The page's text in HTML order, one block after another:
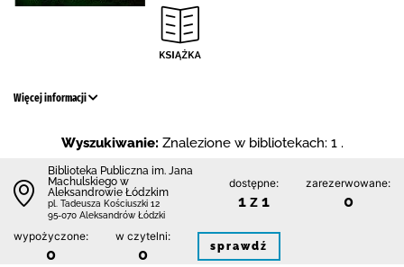
Więcej informacji
Wyszukiwanie: Znalezione w bibliotekach: 1 .
Biblioteka Publiczna im. Jana
Machulskiego w
Aleksandrowie Łódzkim
pl. Tadeusza Kościuszki 12
95-070 Aleksandrów Łódzki
dostępne:
1 z 1
zarezerwowane:
0
wypożyczone:
0
w czytelni:
0 sprawdź